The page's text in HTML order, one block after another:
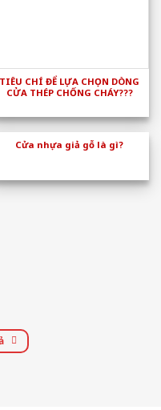
TIÊU CHÍ ĐỂ LỰA CHỌN DÒNG
CỬA THÉP CHỐNG CHÁY???
Cửa nhựa giả gỗ là gì?